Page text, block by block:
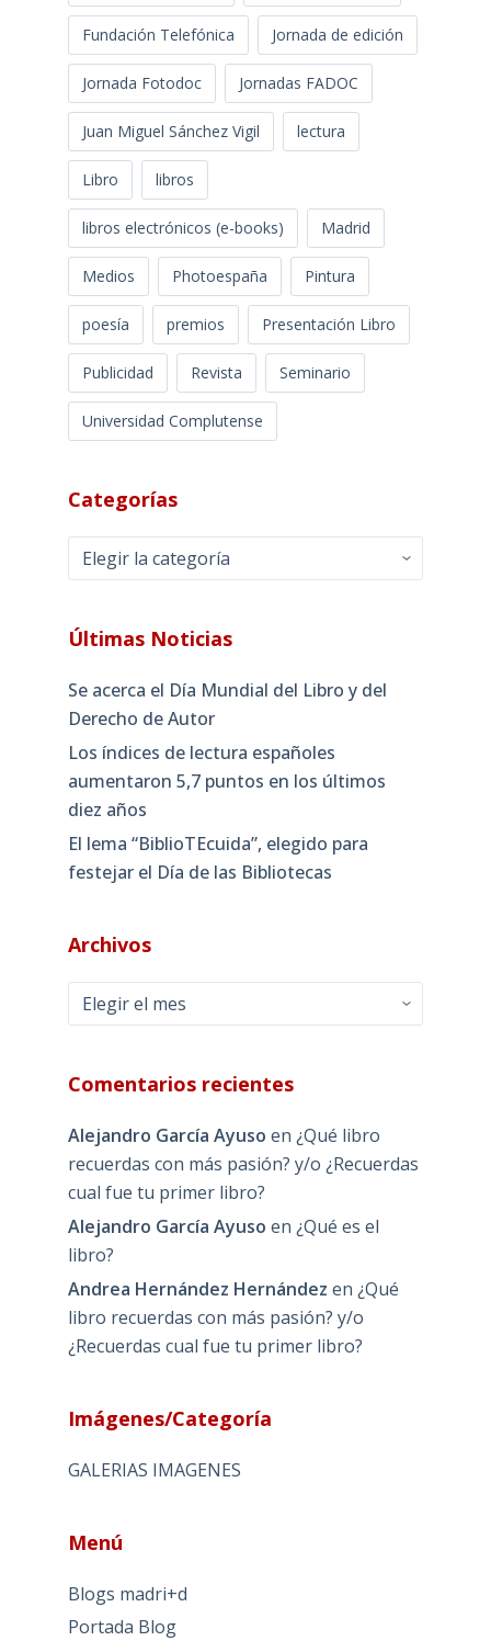
Fundación Telefónica Jornada de edición
Jornada Fotodoc Jornadas FADOC
Juan Miguel Sánchez Vigil lectura
Libro libros
libros electrónicos (e-books) Madrid
Medios Photoespaña Pintura
poesía premios Presentación Libro
Publicidad Revista Seminario
Universidad Complutense
Categorías
Categorías
Últimas Noticias
Se acerca el Día Mundial del Libro y del
Derecho de Autor
Los índices de lectura españoles
aumentaron 5,7 puntos en los últimos
diez años
El lema “BiblioTEcuida”, elegido para
festejar el Día de las Bibliotecas
Archivos
Archivos
Comentarios recientes
Alejandro García Ayuso en ¿Qué libro
recuerdas con más pasión? y/o ¿Recuerdas
cual fue tu primer libro?
Alejandro García Ayuso en ¿Qué es el
libro?
Andrea Hernández Hernández en ¿Qué
libro recuerdas con más pasión? y/o
¿Recuerdas cual fue tu primer libro?
Imágenes/Categoría
GALERIAS IMAGENES
Menú
Blogs madri+d
Portada Blog